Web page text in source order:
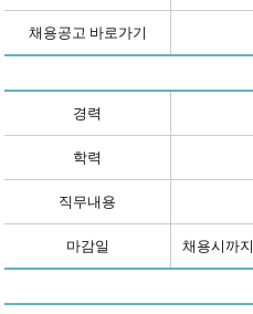
채용공고 바로가기
경력
학력
직무내용
마감일 채용시까지